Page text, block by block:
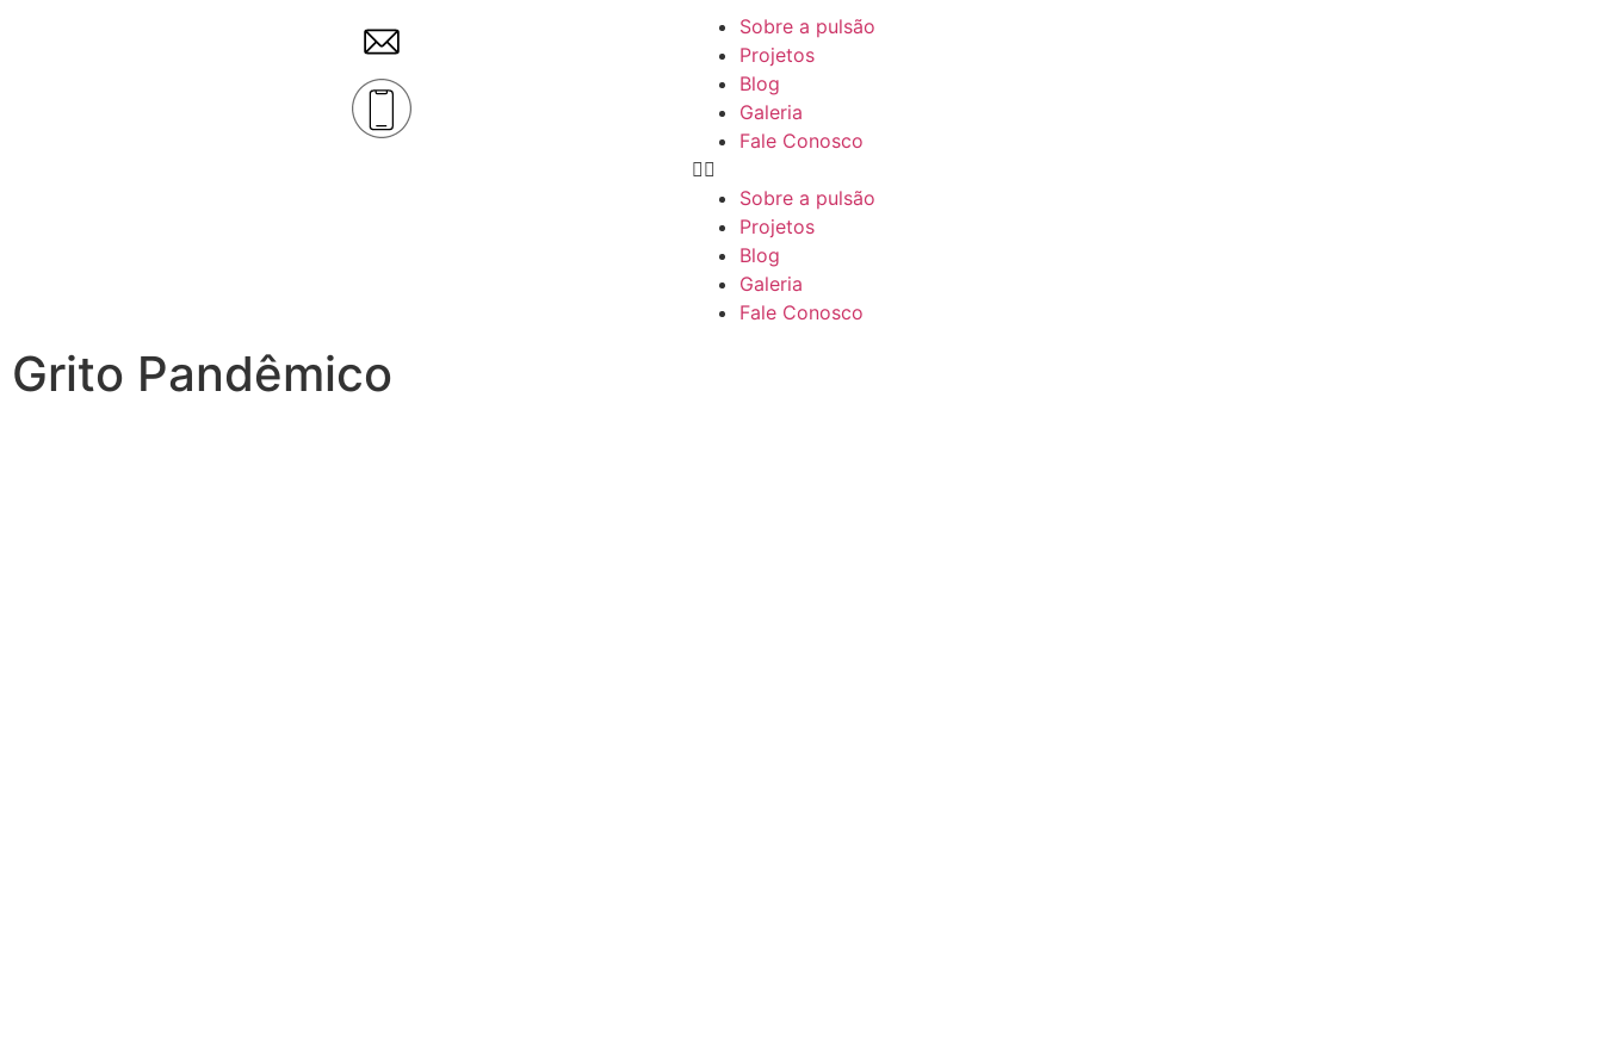
Sobre a pulsão
Projetos
Blog
Galeria
Fale Conosco
Sobre a pulsão
Projetos
Blog
Galeria
Fale Conosco
Grito Pandêmico